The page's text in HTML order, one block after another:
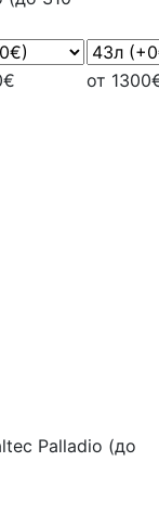
от
Palladio (до